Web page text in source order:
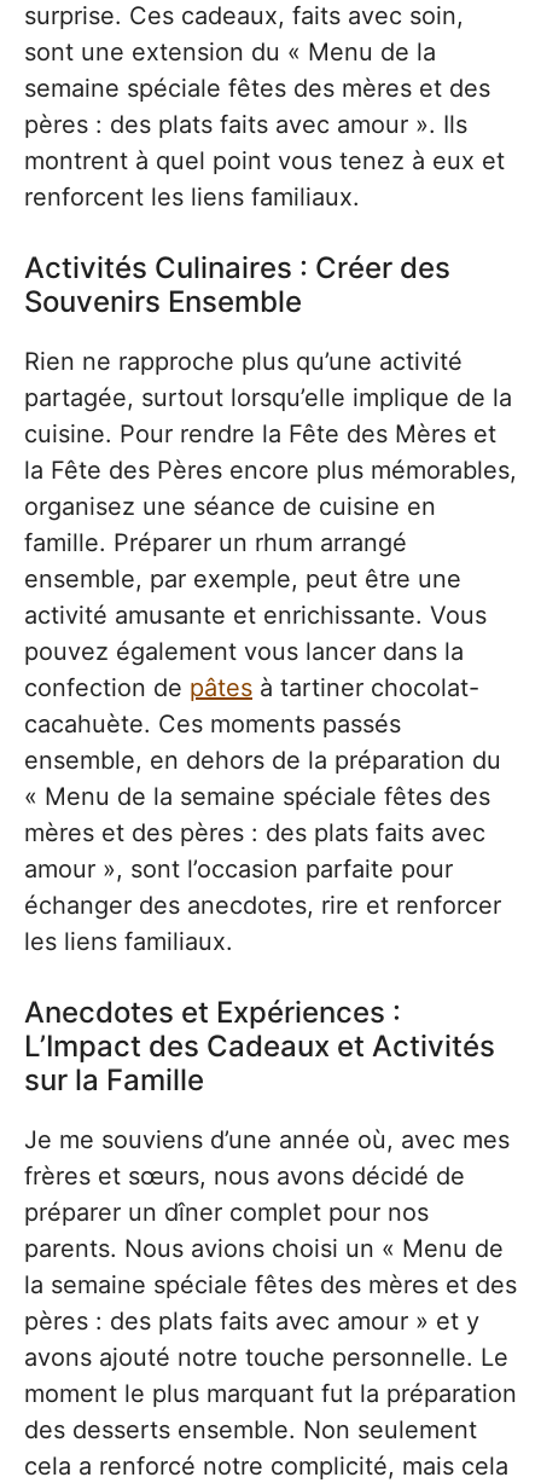
surprise. Ces cadeaux, faits avec soin,
sont une extension du « Menu de la
semaine spéciale fêtes des mères et des
pères : des plats faits avec amour ». Ils
montrent à quel point vous tenez à eux et
renforcent les liens familiaux.
Activités Culinaires : Créer des
Souvenirs Ensemble
Rien ne rapproche plus qu’une activité
partagée, surtout lorsqu’elle implique de la
cuisine. Pour rendre la Fête des Mères et
la Fête des Pères encore plus mémorables,
organisez une séance de cuisine en
famille. Préparer un rhum arrangé
ensemble, par exemple, peut être une
activité amusante et enrichissante. Vous
pouvez également vous lancer dans la
confection de pâtes à tartiner chocolat-
cacahuète. Ces moments passés
ensemble, en dehors de la préparation du
« Menu de la semaine spéciale fêtes des
mères et des pères : des plats faits avec
amour », sont l’occasion parfaite pour
échanger des anecdotes, rire et renforcer
les liens familiaux.
Anecdotes et Expériences :
L’Impact des Cadeaux et Activités
sur la Famille
Je me souviens d’une année où, avec mes
frères et sœurs, nous avons décidé de
préparer un dîner complet pour nos
parents. Nous avions choisi un « Menu de
la semaine spéciale fêtes des mères et des
pères : des plats faits avec amour » et y
avons ajouté notre touche personnelle. Le
moment le plus marquant fut la préparation
des desserts ensemble. Non seulement
cela a renforcé notre complicité, mais cela